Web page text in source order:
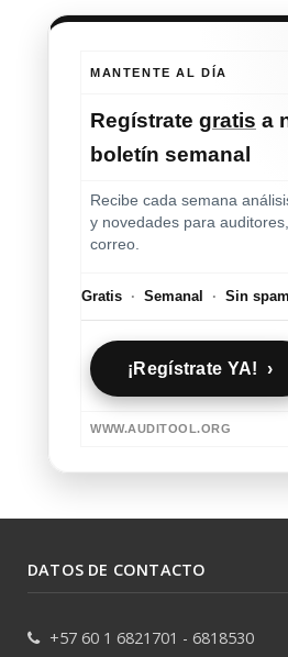
MANTENTE AL DÍA
Regístrate gratis a
boletín semanal
Recibe cada semana
y novedades para
correo.
Gratis · Semanal · Sin spam
¡Regístrate YA! ›
WWW.AUDITOOL.ORG
DATOS DE CONTACTO
+57 60 1 6821701 - 6818530